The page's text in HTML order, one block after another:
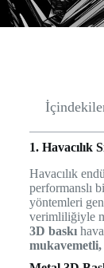
1. Havacılık
Havacılık
performanslı
yöntemleri
verimliliğiyle
3D baskı